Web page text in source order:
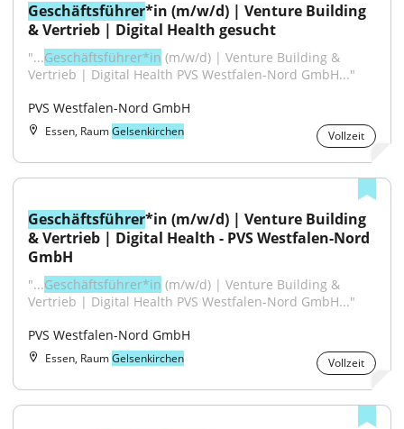
Geschäftsführer*in (m/w/d) | Venture Building
& Vertrieb | Digital Health gesucht
"...Geschäftsführer*in (m/w/d) | Venture Building &
Vertrieb | Digital Health PVS Westfalen-Nord GmbH..."
PVS Westfalen-Nord GmbH
Essen, RaumGelsenkirchen Vollzeit
Geschäftsführer*in (m/w/d) | Venture Building
& Vertrieb | Digital Health - PVS Westfalen-Nord
GmbH
"...Geschäftsführer*in (m/w/d) | Venture Building &
Vertrieb | Digital Health PVS Westfalen-Nord GmbH..."
PVS Westfalen-Nord GmbH
Essen, RaumGelsenkirchen Vollzeit